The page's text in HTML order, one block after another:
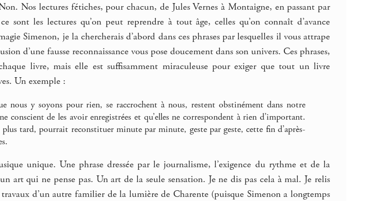
Nos lectures fétiches, pour chacun, de Jules Vernes à Montaigne, en passant par
sont les lectures qu’on peut reprendre à tout âge, celles qu’on connaît d’avance
Simenon, je la chercherais d’abord dans ces phrases par lesquelles il vous attrape
d’une fausse reconnaissance vous pose doucement dans son univers. Ces phrases,
livre, mais elle est suffisamment miraculeuse pour exiger que tout un livre
Un exemple :
nous y soyons pour rien, se raccrochent à nous, restent obstinément dans notre
conscient de les avoir enregistrées et qu’elles ne correspondent à rien d’important.
tard, pourrait reconstituer minute par minute, geste par geste, cette fin d’après-
unique. Une phrase dressée par le journalisme, l’exigence du rythme et de la
art qui ne pense pas. Un art de la seule sensation. Je ne dis pas cela à mal. Je relis
d’un autre familier de la lumière de Charente (puisque Simenon a longtemps